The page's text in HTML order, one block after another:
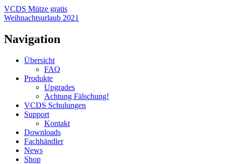
VCDS Mütze gratis
Weihnachtsurlaub 2021
Navigation
Übersicht
FAQ
Produkte
Upgrades
Achtung Fälschung!
VCDS Schulungen
Support
Kontakt
Downloads
Fachhändler
News
Shop